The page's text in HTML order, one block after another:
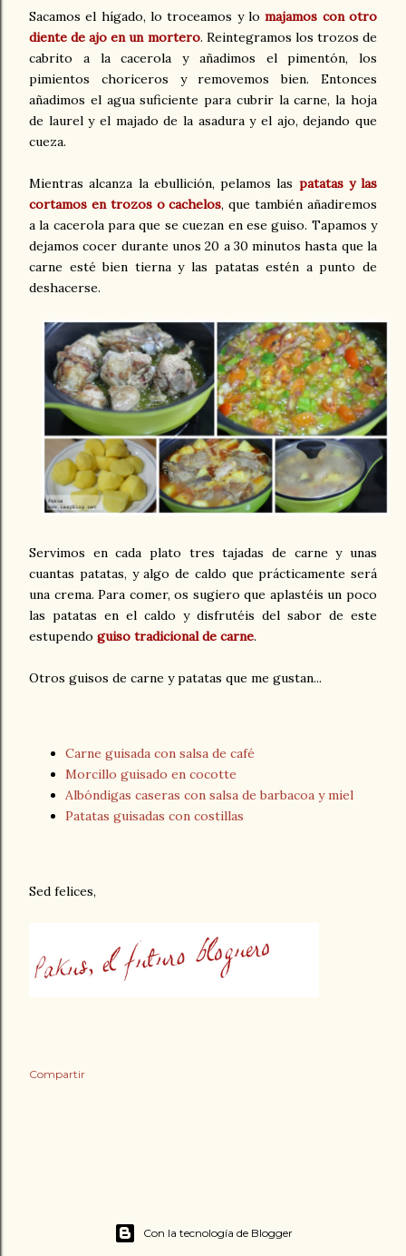
Sacamos el hígado, lo troceamos y lomajamos con otro
diente de ajo en un mortero. Reintegramos los trozos de
cabrito a la cacerola y añadimos el pimentón, los
pimientos choriceros y removemos bien. Entonces
añadimos el agua suficiente para cubrir la carne, la hoja
de laurel y el majado de la asadura y el ajo, dejando que
cueza.
Mientras alcanza la ebullición, pelamos las patatas y las
cortamos en trozos o cachelos, que también añadiremos
a la cacerola para que se cuezan en ese guiso. Tapamos y
dejamos cocer durante unos 20 a 30 minutos hasta que la
carne esté bien tierna y las patatas estén a punto de
deshacerse.
Servimos en cada plato tres tajadas de carne y unas
cuantas patatas, y algo de caldo que prácticamente será
una crema. Para comer, os sugiero que aplastéis un poco
las patatas en el caldo y disfrutéis del sabor de este
estupendo guiso tradicional de carne.
Otros guisos de carne y patatas que me gustan...
Carne guisada con salsa de café
Morcillo guisado en cocotte
Albóndigas caseras con salsa de barbacoa y miel
Patatas guisadas con costillas
Sed felices,
Compartir
Con la tecnología de Blogger